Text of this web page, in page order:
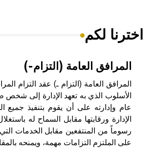
اخترنا لكم
المرافق العامة (التزام-)
الأسلوب الذي به تعهد الإدارة إلى
عام وإدارته على أن يقوم بتنفيذ
الإدارة ورقابتها مقابل السماح له
رسوماً من المنتفعين مقابل الخدمات
على الملتزم التزامات مهمة، ويمنحه